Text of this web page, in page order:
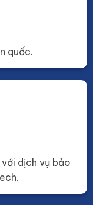
quốc.
dịch vụ bảo